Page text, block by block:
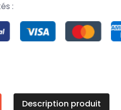
:
Description produit